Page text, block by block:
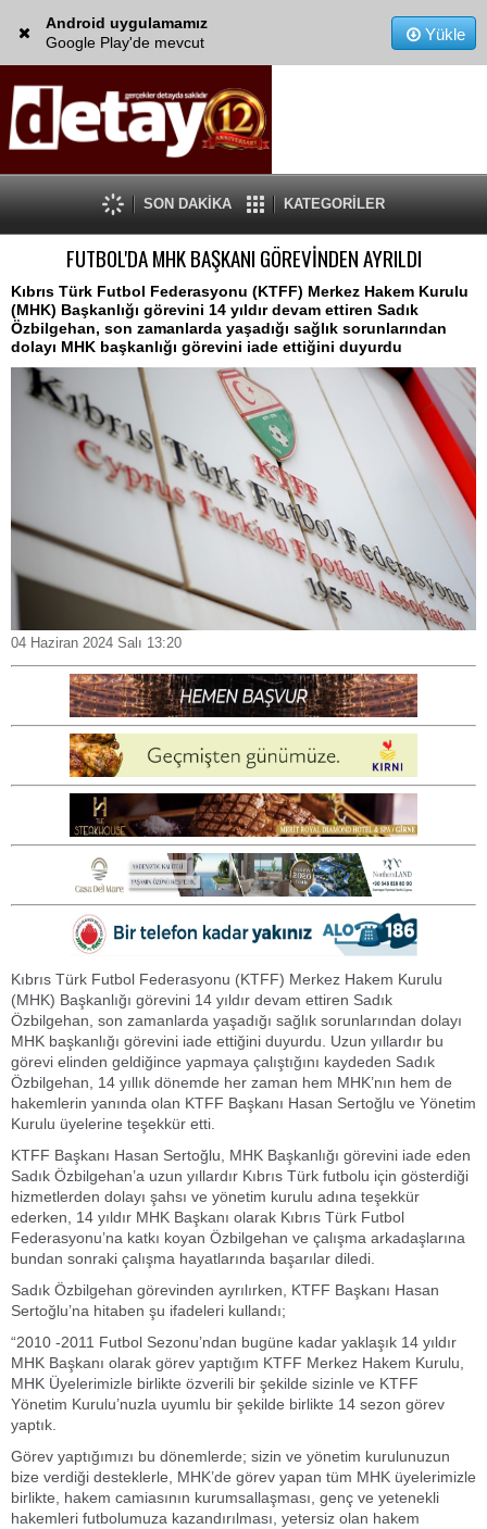
Android uygulamamız
Google Play'de mevcut
Yükle
SON DAKİKA KATEGORİLER
FUTBOL'DA MHK BAŞKANI GÖREVİNDEN AYRILDI
Kıbrıs Türk Futbol Federasyonu (KTFF) Merkez Hakem Kurulu
(MHK) Başkanlığı görevini 14 yıldır devam ettiren Sadık
Özbilgehan, son zamanlarda yaşadığı sağlık sorunlarından
dolayı MHK başkanlığı görevini iade ettiğini duyurdu
04 Haziran 2024 Salı 13:20
Kıbrıs Türk Futbol Federasyonu (KTFF) Merkez Hakem Kurulu
(MHK) Başkanlığı görevini 14 yıldır devam ettiren Sadık
Özbilgehan, son zamanlarda yaşadığı sağlık sorunlarından dolayı
MHK başkanlığı görevini iade ettiğini duyurdu. Uzun yıllardır bu
görevi elinden geldiğince yapmaya çalıştığını kaydeden Sadık
Özbilgehan, 14 yıllık dönemde her zaman hem MHK’nın hem de
hakemlerin yanında olan KTFF Başkanı Hasan Sertoğlu ve Yönetim
Kurulu üyelerine teşekkür etti.
KTFF Başkanı Hasan Sertoğlu, MHK Başkanlığı görevini iade eden
Sadık Özbilgehan’a uzun yıllardır Kıbrıs Türk futbolu için gösterdiği
hizmetlerden dolayı şahsı ve yönetim kurulu adına teşekkür
ederken, 14 yıldır MHK Başkanı olarak Kıbrıs Türk Futbol
Federasyonu’na katkı koyan Özbilgehan ve çalışma arkadaşlarına
bundan sonraki çalışma hayatlarında başarılar diledi.
Sadık Özbilgehan görevinden ayrılırken, KTFF Başkanı Hasan
Sertoğlu’na hitaben şu ifadeleri kullandı;
“2010 -2011 Futbol Sezonu’ndan bugüne kadar yaklaşık 14 yıldır
MHK Başkanı olarak görev yaptığım KTFF Merkez Hakem Kurulu,
MHK Üyelerimizle birlikte özverili bir şekilde sizinle ve KTFF
Yönetim Kurulu’nuzla uyumlu bir şekilde birlikte 14 sezon görev
yaptık.
Görev yaptığımızı bu dönemlerde; sizin ve yönetim kurulunuzun
bize verdiği desteklerle, MHK’de görev yapan tüm MHK üyelerimizle
birlikte, hakem camiasının kurumsallaşması, genç ve yetenekli
hakemleri futbolumuza kazandırılması, yetersiz olan hakem